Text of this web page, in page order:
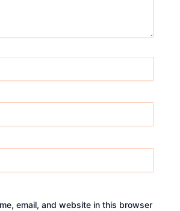
email, and website in this browser